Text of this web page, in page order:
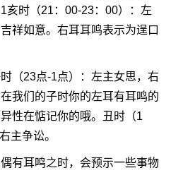
亥时（21：00-23：00）：左
祥如意。右耳耳鸣表示为逞口
（23点-1点）：左主女思，右
我们的子时你的左耳有耳鸣的
性在惦记你的哦。丑时（1
主争讼。
有耳鸣之时，会预示一些事物